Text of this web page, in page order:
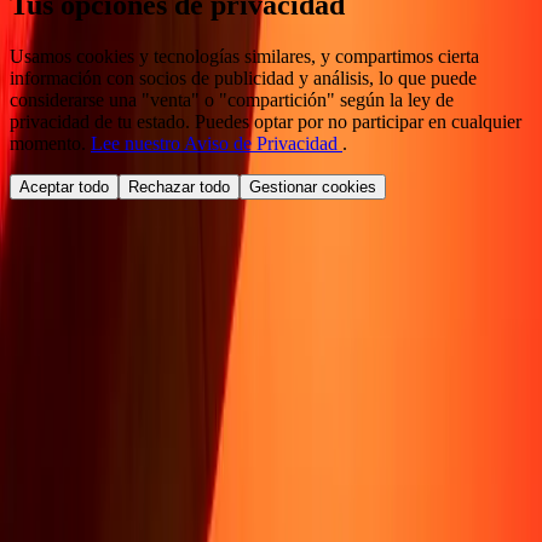
Usamos cookies y tecnologías similares, y compartimos cierta
información con socios de publicidad y análisis, lo que puede
considerarse una "venta" o "compartición" según la ley de
privacidad de tu estado. Puedes optar por no participar en cualquier
momento. Lee nuestro Aviso de Privacidad .
Aceptar todo Rechazar todo Gestionar cookies